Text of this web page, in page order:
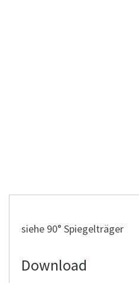
siehe 90° Spiegelträger
Download